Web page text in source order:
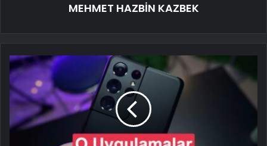
MEHMET HAZBİN KAZBEK